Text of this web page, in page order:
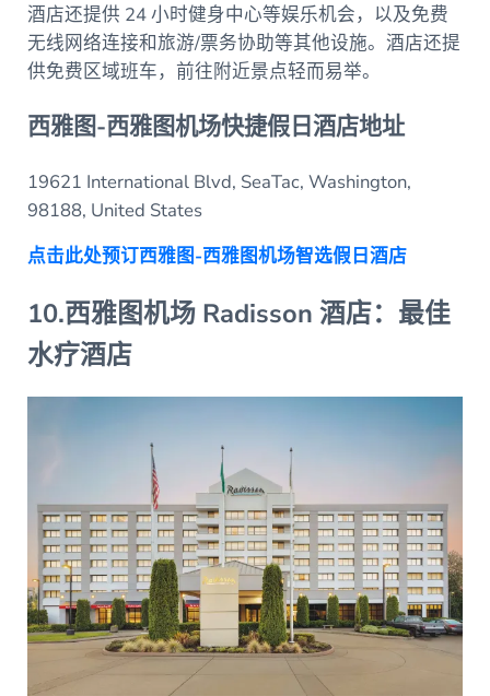
酒店还提供 24 小时健身中心等娱乐机会，以及免费
无线网络连接和旅游/票务协助等其他设施。酒店还提
供免费区域班车，前往附近景点轻而易举。
西雅图-西雅图机场快捷假日酒店地址
19621 International Blvd, SeaTac, Washington,
98188, United States
点击此处预订西雅图-西雅图机场智选假日酒店
10.西雅图机场 Radisson 酒店：最佳
水疗酒店